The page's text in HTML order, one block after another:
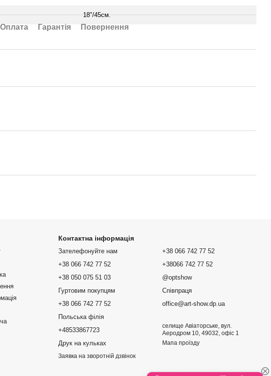
18"/45см.
Оплата Гарантія Повернення
Контактна інформація
Зателефонуйте нам
+38 066 742 77 52
+38 050 075 51 03
Гуртовим покупцям
+38 066 742 77 52
Польська філія
+48533867723
Друк на кульках
Заявка на зворотній дзвінок
+38 066 742 77 52
+38066 742 77 52
@optshow
Співпраця
office@art-show.dp.ua
селище Авіаторське, вул.
Аеродром 10, 49032, офіс 1
Мапа проїзду